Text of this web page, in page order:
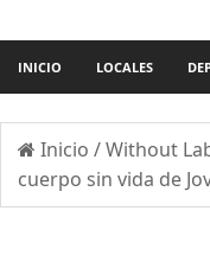
INICIO LOCALES
Inicio /Without
cuerpo sin vida de